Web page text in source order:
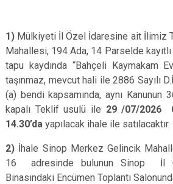
1) Mülkiyeti İl Özel İdaresine ait İlimiz
Mahallesi, 194 Ada, 14 Parselde
tapu kaydında “Bahçeli Kaymakam
taşınmaz, mevcut hali ile 2886 Sayılı
(a) bendi kapsamında, aynı Kanunun
kapalı Teklif usulü ile 29 /07/2026
14.30’da yapılacak ihale ile satılacaktır.
2) İhale Sinop Merkez Gelincik
16 adresinde bulunun Sinop İl
Binasındaki Encümen Toplantı